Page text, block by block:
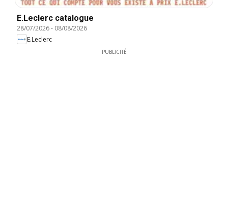
E.Leclerc catalogue
28/07/2026- 08/08/2026
E.Leclerc
PUBLICITÉ